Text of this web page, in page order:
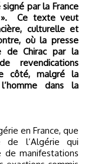
Ce texte veut
culturelle et
où la presse
de Chirac par la
revendications
côté, malgré la
dans la
en France, que
de l’Algérie qui
de manifestations